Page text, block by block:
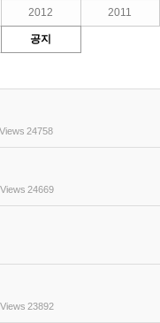
2012 2011
공지
Views 24758
Views 24669
Views 23892